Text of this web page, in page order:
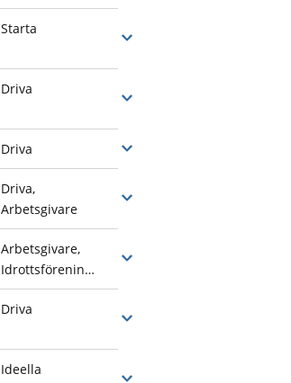
Starta
Öppna
Driva
Öppna
Driva Öppna
Driva,
Arbetsgivare
Öppna
Arbetsgivare,
Idrottsföreningar
Öppna
Driva
Öppna
Ideella
Öppna